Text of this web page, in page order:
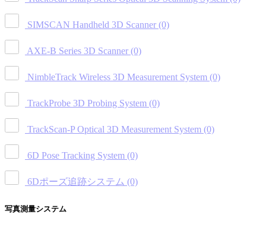
SIMSCAN Handheld 3D Scanner (0)
AXE-B Series 3D Scanner (0)
NimbleTrack Wireless 3D Measurement System (0)
TrackProbe 3D Probing System (0)
TrackScan-P Optical 3D Measurement System (0)
6D Pose Tracking System (0)
6Dポーズ追跡システム (0)
写真測量システム